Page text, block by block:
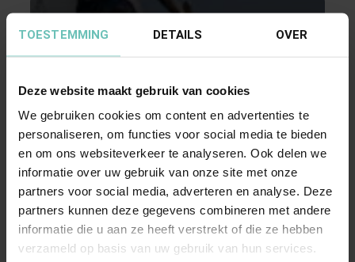
TOESTEMMING DETAILS OVER
Deze website maakt gebruik van cookies
We gebruiken cookies om content en advertenties te
personaliseren, om functies voor social media te bieden
en om ons websiteverkeer te analyseren. Ook delen we
informatie over uw gebruik van onze site met onze
partners voor social media, adverteren en analyse. Deze
partners kunnen deze gegevens combineren met andere
informatie die u aan ze heeft verstrekt of die ze hebben
verzameld op basis van uw gebruik van hun services.
12 JANUARI 2024
Uitspraak Hoge Raad: Onrechtmatige daad
(ECLI:NL:HR:2024:17, 12 januari 2024,
Aansprakelijkheid voor schade aan
naastgelegen pand door plaatsing afzinkkelder?